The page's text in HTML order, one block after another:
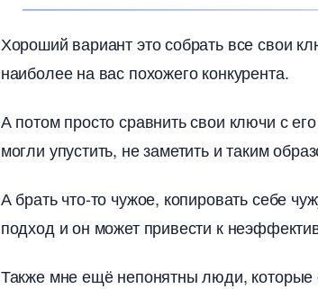
Хороший вариант это собрать все свои
наиболее на вас похожего конкурента.
А потом просто сравнить свои ключи с
могли упустить, не заметить и таким
А брать что-то чужое, копировать себе
подход и он может привести к
Также мне ещё непонятны люди, которые